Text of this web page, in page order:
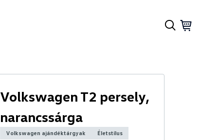
Volkswagen T2 persely,
narancssárga
Volkswagen ajándéktárgyak Életstílus